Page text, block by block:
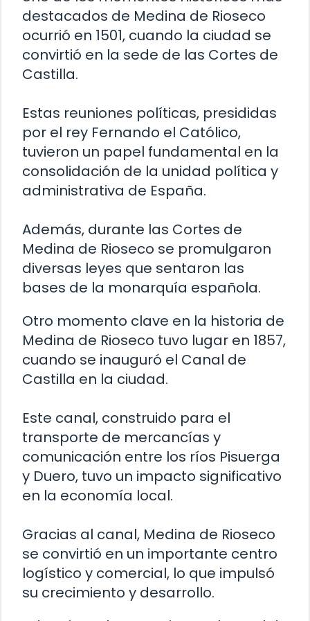
destacados de Medina de Rioseco
ocurrió en 1501, cuando la ciudad se
convirtió en la sede de las Cortes de
Castilla.
Estas reuniones políticas, presididas
por el rey Fernando el Católico,
tuvieron un papel fundamental en la
consolidación de la unidad política y
administrativa de España.
Además, durante las Cortes de
Medina de Rioseco se promulgaron
diversas leyes que sentaron las
bases de la monarquía española.
Otro momento clave en la historia de
Medina de Rioseco tuvo lugar en 1857,
cuando se inauguró el Canal de
Castilla en la ciudad.
Este canal, construido para el
transporte de mercancías y
comunicación entre los ríos Pisuerga
y Duero, tuvo un impacto significativo
en la economía local.
Gracias al canal, Medina de Rioseco
se convirtió en un importante centro
logístico y comercial, lo que impulsó
su crecimiento y desarrollo.